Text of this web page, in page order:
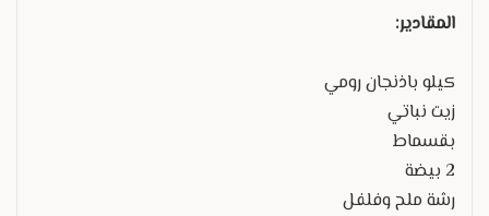
المقادير:
كيلو باذنجان رومي
زيت نباتي
بقسماط
2 بيضة
رشة ملح وفلفل